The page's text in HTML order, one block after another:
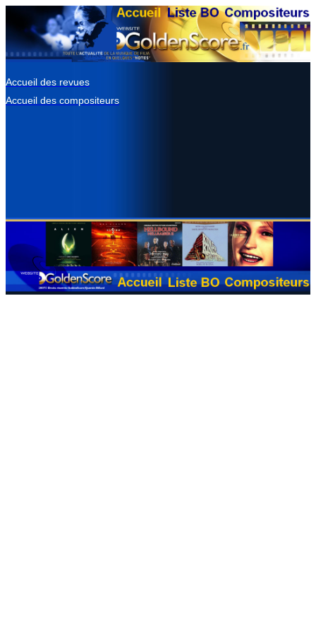
Accueil des revues
Accueil des compositeurs